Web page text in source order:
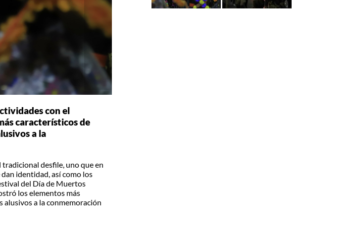
con el
característicos de
a la
desfile, uno que en
identidad, así como los
del Día de Muertos
los elementos más
alusivos a la conmemoración